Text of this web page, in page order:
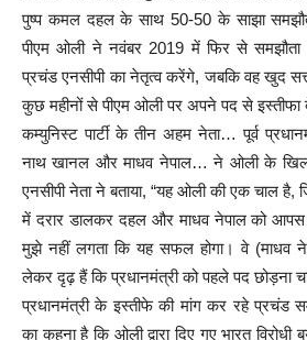
पुष्प कमल दहल के साथ 50-50 के साझा
पीएम ओली ने नवंबर 2019 में फिर से समझौता
प्रचंड एनसीपी का नेतृत्व करेंगे, जबकि वह खुद
कुछ महीनों से पीएम ओली पर अपने पद से इस्तीफा
कम्युनिस्ट पार्टी के तीन अहम नेता… पूर्व
नाथ खानल और माधव नेपाल… ने ओली के
एनसीपी नेता ने बताया, “यह ओली की एक चाल है,
में दरार डालकर दहल और माधव नेपाल को
मुझे नहीं लगता कि यह सफल होगा। वे (माधव
लेकर दृढ़ हैं कि प्रधानमंत्री को पहले पद छोड़ना
प्रधानमंत्री के इस्तीफे की मांग कर रहे प्रचंड
का कहना है कि ओली द्वारा दिए गए भारत